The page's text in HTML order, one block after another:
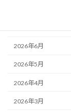
2026年6月
2026年5月
2026年4月
2026年3月